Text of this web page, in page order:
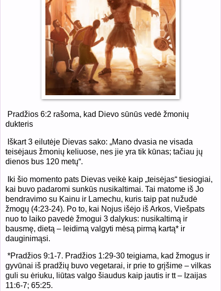
Pradžios 6:2 rašoma, kad Dievo sūnūs vedė žmonių
dukteris
Iškart 3 eilutėje Dievas sako: „Mano dvasia ne visada
teisėjaus žmonių keliuose, nes jie yra tik kūnas; tačiau jų
dienos bus 120 metų“.
Iki šio momento pats Dievas veikė kaip „teisėjas“ tiesiogiai,
kai buvo padaromi sunkūs nusikaltimai. Tai matome iš Jo
bendravimo su Kainu ir Lamechu, kuris taip pat nužudė
žmogų (4:23-24). Po to, kai Nojus išėjo iš Arkos, Viešpats
nuo to laiko pavedė žmogui 3 dalykus: nusikaltimą ir
bausmę, dietą – leidimą valgyti mėsą pirmą kartą* ir
dauginimąsi.
*Pradžios 9:1-7. Pradžios 1:29-30 teigiama, kad žmogus ir
gyvūnai iš pradžių buvo vegetarai, ir prie to grįšime – vilkas
guli su ėriuku, liūtas valgo šiaudus kaip jautis ir tt – Izaijas
11:6-7; 65:25.